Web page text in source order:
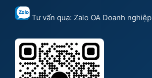
Tư vấn qua: Zalo OA Doanh nghiệp